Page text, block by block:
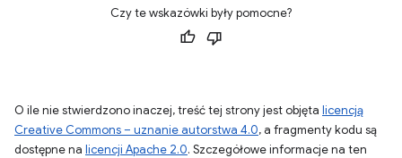
Czy te wskazówki były pomocne?
O ile nie stwierdzono inaczej, treść tej strony jest objęta licencją
Creative Commons – uznanie autorstwa 4.0, a fragmenty kodu są
dostępne na licencji Apache 2.0. Szczegółowe informacje na ten